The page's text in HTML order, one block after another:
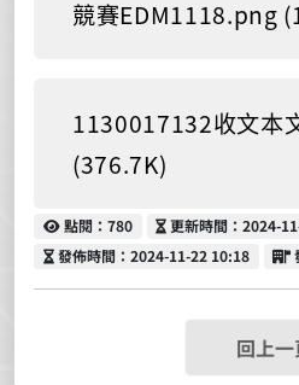
競賽EDM1118.png
1130017132收文本
(376.7K)
點閱
點閱：780 更新時間
更新時間：2024-
發佈時間
發佈時間：2024-11-22 10:18
回上一